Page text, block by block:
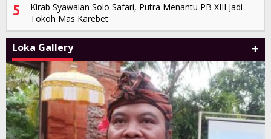
5
Kirab Syawalan Solo Safari, Putra Menantu PB XIII Jadi
Tokoh Mas Karebet
Loka Gallery +